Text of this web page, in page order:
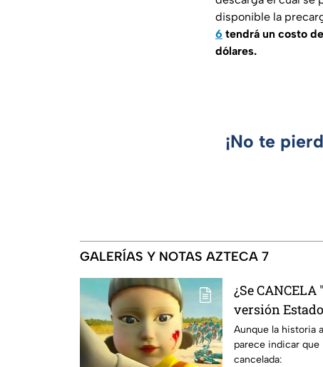
disponible la
6 tendrá un costo
dólares.
¡No te
GALERÍAS Y NOTAS AZTECA 7
¿Se
versión
se sabe al
Aunque la historia
parece indicar que
cancelada: